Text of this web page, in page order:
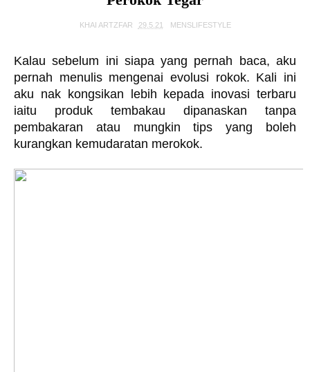
KHAI ARTZFAR 29.5.21 MENSLIFESTYLE
Kalau sebelum ini siapa yang pernah baca, aku
pernah menulis mengenai evolusi rokok. Kali ini
aku nak kongsikan lebih kepada inovasi terbaru
iaitu produk tembakau dipanaskan tanpa
pembakaran atau mungkin tips yang boleh
kurangkan kemudaratan merokok.